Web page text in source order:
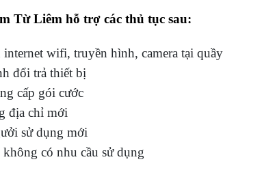
Từ Liêm hỗ trợ các thủ tục sau:
wifi, truyền hình, camera tại quầy
đổi trả thiết bị
cấp gói cước
địa chỉ mới
sử dụng mới
có nhu cầu sử dụng